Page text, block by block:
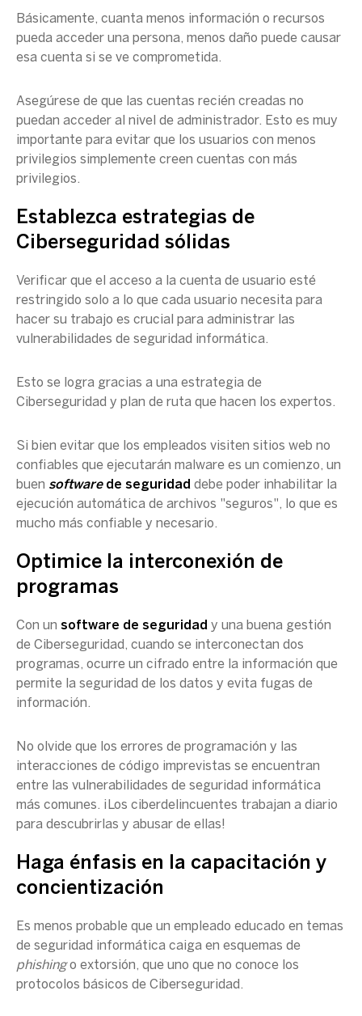
Básicamente, cuanta menos información o recursos
pueda acceder una persona, menos daño puede causar
esa cuenta si se ve comprometida.
Asegúrese de que las cuentas recién creadas no
puedan acceder al nivel de administrador. Esto es muy
importante para evitar que los usuarios con menos
privilegios simplemente creen cuentas con más
privilegios.
Establezca estrategias de
Ciberseguridad sólidas
Verificar que el acceso a la cuenta de usuario esté
restringido solo a lo que cada usuario necesita para
hacer su trabajo es crucial para administrar las
vulnerabilidades de seguridad informática.
Esto se logra gracias a una estrategia de
Ciberseguridad y plan de ruta que hacen los expertos.
Si bien evitar que los empleados visiten sitios web no
confiables que ejecutarán malware es un comienzo, un
buen softwarede seguridad debe poder inhabilitar la
ejecución automática de archivos "seguros", lo que es
mucho más confiable y necesario.
Optimice la interconexión de
programas
Con un software de seguridad y una buena gestión
de Ciberseguridad, cuando se interconectan dos
programas, ocurre un cifrado entre la información que
permite la seguridad de los datos y evita fugas de
información.
No olvide que los errores de programación y las
interacciones de código imprevistas se encuentran
entre las vulnerabilidades de seguridad informática
más comunes. ¡Los ciberdelincuentes trabajan a diario
para descubrirlas y abusar de ellas!
Haga énfasis en la capacitación y
concientización
Es menos probable que un empleado educado en temas
de seguridad informática caiga en esquemas de
phishingo extorsión, que uno que no conoce los
protocolos básicos de Ciberseguridad.